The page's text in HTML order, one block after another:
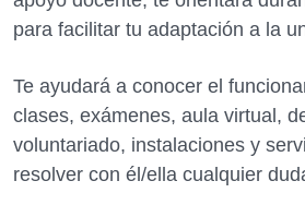
para facilitar tu adaptación a la
Te ayudará a conocer el
clases, exámenes, aula virtual,
voluntariado, instalaciones y
resolver con él/ella cualquier